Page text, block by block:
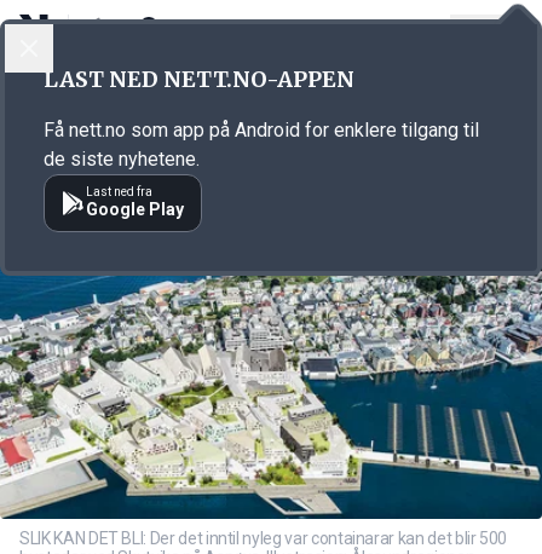
Annonsørinnhold
SLIK KAN DET BLI: Der det inntil nyleg var containarar kan det blir 500
LAST NED NETT.NO-APPEN
Få nett.no som app på Android for enklere tilgang til
de siste nyhetene.
Last ned fra
Google Play